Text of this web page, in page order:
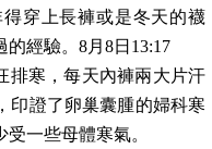
穿上長褲或是冬天的襪
經驗。8月8日13:17
寒，每天內褲兩大片汗
印證了卵巢囊腫的婦科寒
一些母體寒氣。